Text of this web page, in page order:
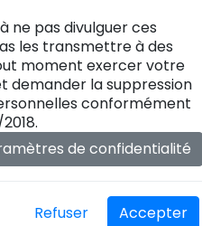
Services
890 849
849
publication
ne pas divulguer ces
les transmettre à des
moment exercer votre
la suppression
conformément
de confidentialité
Refuser Accepter